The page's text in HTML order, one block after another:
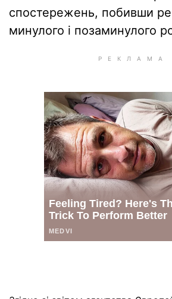
спостережень, побивши
минулого і позаминулого